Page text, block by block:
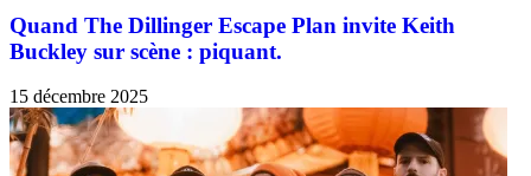
Quand The Dillinger Escape Plan invite Keith
Buckley sur scène : piquant.
15 décembre 2025